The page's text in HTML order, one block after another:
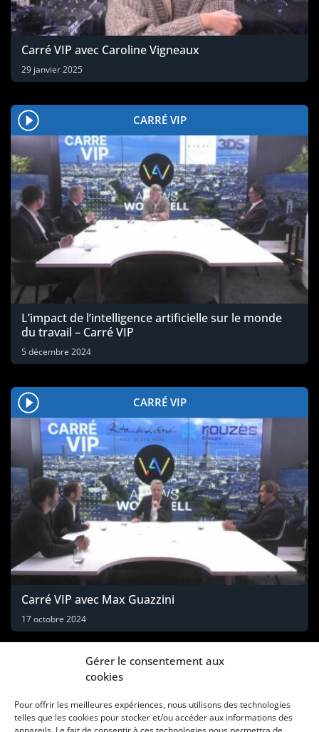
Gérer le consentement aux
cookies
Pour offrir les meilleures expériences, nous utilisons des technologies
telles que les cookies pour stocker et/ou accéder aux informations des
Carré VIP avec Caroline Vigneaux
29 janvier 2025
CARRÉ VIP
L’impact de l’intelligence artificielle sur le monde
du travail – Carré VIP
5 décembre 2024
CARRÉ VIP
Carré VIP avec Max Guazzini
17 octobre 2024